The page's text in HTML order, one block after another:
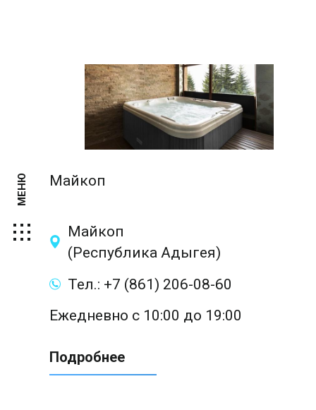
МЕНЮ Майкоп
Майкоп
(Республика Адыгея)
Тел.: +7 (861) 206-08-60
Ежедневно с 10:00 до 19:00
Подробнее